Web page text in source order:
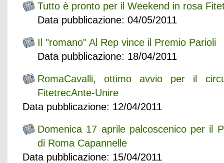
Tutto è pronto per il Weekend in rosa
Data pubblicazione: 04/05/2011
Il "romano" Al Rep vince il Premio Parioli
Data pubblicazione: 18/04/2011
RomaCavalli, ottimo avvio per il
FitetrecAnte-Unire
Data pubblicazione: 12/04/2011
Domenica 17 aprile palcoscenico per il
di Roma Capannelle
Data pubblicazione: 15/04/2011